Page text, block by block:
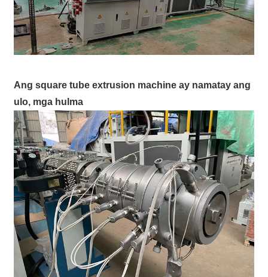
Ang square tube extrusion machine ay namatay ang
ulo, mga hulma